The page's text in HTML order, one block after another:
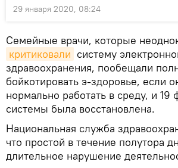
29 января 2020, 08:24
Семейные врачи, которые
критиковали систему
здравоохранения, пообещали
бойкотировать э-здоровье, если
нормально работать в среду, и 19
системы была восстановлена.
Национальная служба
что простой в течение полутора
длительное нарушение